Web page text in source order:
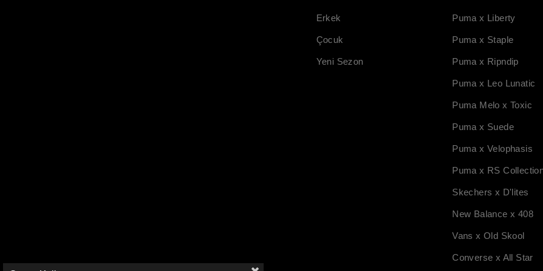
Erkek
Çocuk
Yeni Sezon
Puma x Liberty
Puma x Staple
Puma x Ripndip
Puma x Leo Lunatic
Puma Melo x Toxic
Puma x Suede
Puma x Velophasis
Puma x RS
Skechers x D'lites
New Balance x 408
Vans x Old Skool
Converse x All Star